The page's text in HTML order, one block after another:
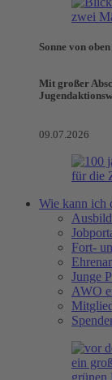
Sonne von
Mit großer
09.07.2026
Wie kann ich
Fort-
Junge
AWO